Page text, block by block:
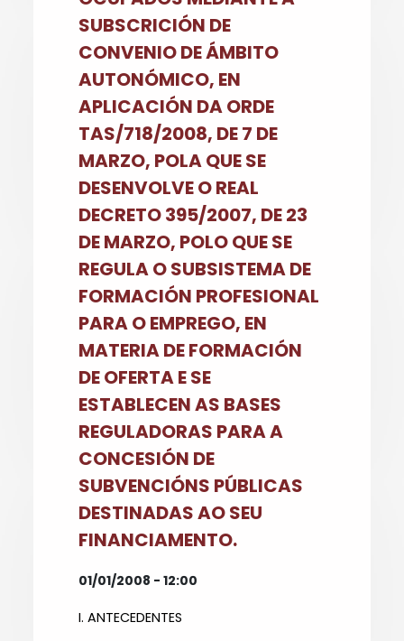
SUBSCRICIÓN DE
CONVENIO DE ÁMBITO
AUTONÓMICO, EN
APLICACIÓN DA ORDE
TAS/718/2008, DE 7 DE
MARZO, POLA QUE SE
DESENVOLVE O REAL
DECRETO 395/2007, DE 23
DE MARZO, POLO QUE SE
REGULA O SUBSISTEMA DE
FORMACIÓN PROFESIONAL
PARA O EMPREGO, EN
MATERIA DE FORMACIÓN
DE OFERTA E SE
ESTABLECEN AS BASES
REGULADORAS PARA A
CONCESIÓN DE
SUBVENCIÓNS PÚBLICAS
DESTINADAS AO SEU
FINANCIAMENTO.
01/01/2008 - 12:00
I. ANTECEDENTES